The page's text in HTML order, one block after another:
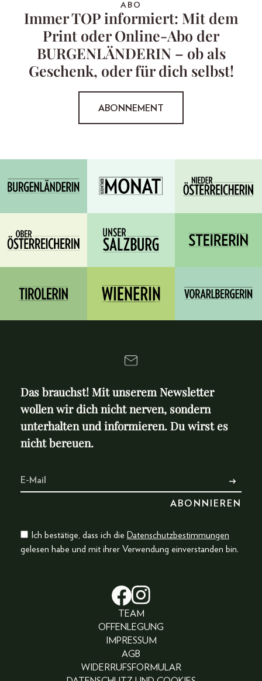
ABO
Immer TOP informiert: Mit dem
Print oder Online-Abo der
BURGENLÄNDERIN – ob als
Geschenk, oder für dich selbst!
ABONNEMENT
Das brauchst! Mit unserem Newsletter
wollen wir dich nicht nerven, sondern
unterhalten und informieren. Du wirst es
nicht bereuen.
Ich bestätige, dass ich die Datenschutzbestimmungen
gelesen habe und mit ihrer Verwendung einverstanden bin.
TEAM
OFFENLEGUNG
IMPRESSUM
AGB
WIDERRUFSFORMULAR